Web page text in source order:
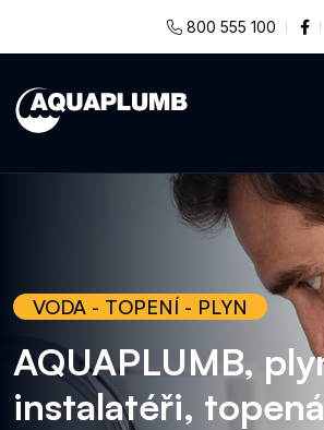
800 555 100
VODA - TOPENÍ - PLYN
AQUAPLUMB,
instalatéři,